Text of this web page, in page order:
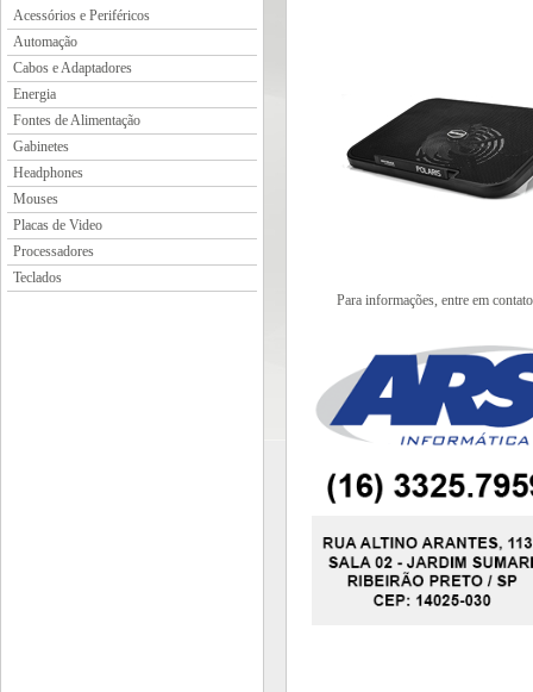
Acessórios e Periféricos
Automação
Cabos e Adaptadores
Energia
Fontes de Alimentação
Gabinetes
Headphones
Mouses
Placas de Video
Processadores
Teclados
Para informações, entre em